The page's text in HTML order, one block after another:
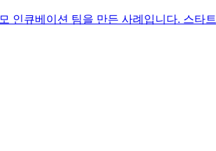
인큐베이션 팀을 만든 사례입니다. 스